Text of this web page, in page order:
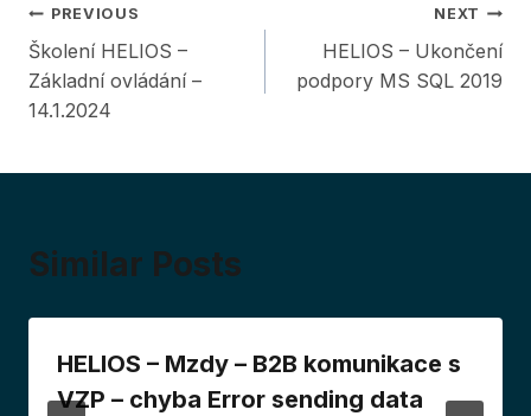
Post
navigation
PREVIOUS
Školení HELIOS –
Základní ovládání –
14.1.2024
NEXT
HELIOS – Ukončení
podpory MS SQL 2019
Similar Posts
HELIOS – Mzdy – B2B komunikace s
VZP – chyba Error sending data